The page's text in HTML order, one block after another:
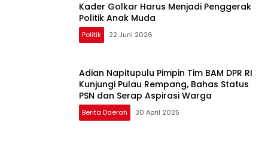
Kader Golkar Harus Menjadi Penggerak
Politik Anak Muda
Politik 22 Juni 2026
Adian Napitupulu Pimpin Tim BAM DPR RI
Kunjungi Pulau Rempang, Bahas Status
PSN dan Serap Aspirasi Warga
Berita Daerah 30 April 2025